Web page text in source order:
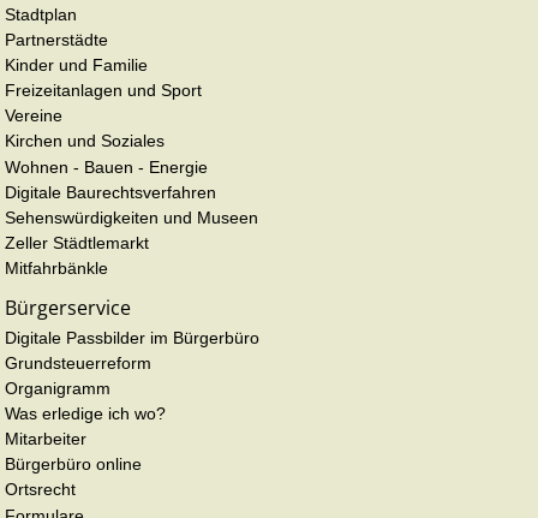
Stadtplan
Partnerstädte
Kinder und Familie
Freizeitanlagen und Sport
Vereine
Kirchen und Soziales
Wohnen - Bauen - Energie
Digitale Baurechtsverfahren
Sehenswürdigkeiten und Museen
Zeller Städtlemarkt
Mitfahrbänkle
Bürgerservice
Digitale Passbilder im Bürgerbüro
Grundsteuerreform
Organigramm
Was erledige ich wo?
Mitarbeiter
Bürgerbüro online
Ortsrecht